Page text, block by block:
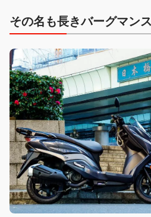
その名も長きバーグマン